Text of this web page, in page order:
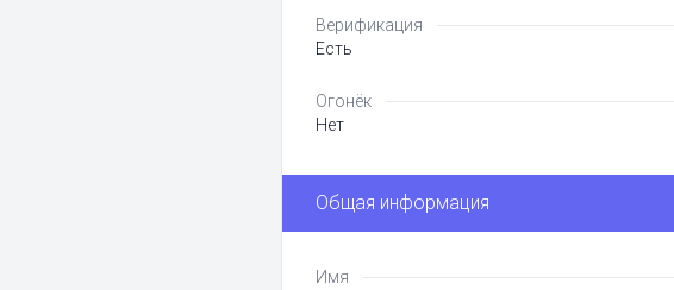
Верификация
Есть
Огонёк
Нет
Общая информация
Имя